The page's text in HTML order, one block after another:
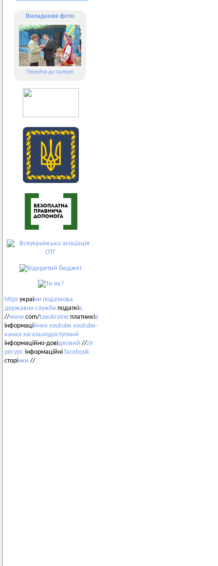
Випадкове фото
Перейти до галереї
https україни податкова
державна служба податків
//www com/taxukraine платників
інформаційних youtube youtube-
канал загальнодоступний
інформаційно-довідковий //zir
ресурс інформаційні facebook
сторінки //